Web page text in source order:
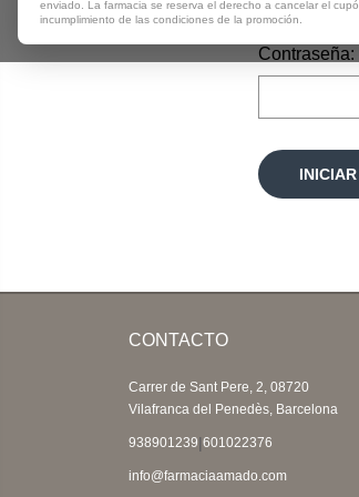
Contraseña:
CONTACTO
Carrer de Sant Pere, 2, 08720
Vilafranca del Penedès, Barcelona
938901239|601022376
info@farmaciaamado.com
enviado. La farmacia se reserva el derecho a cancelar el
incumplimiento de las condiciones de la promoción.